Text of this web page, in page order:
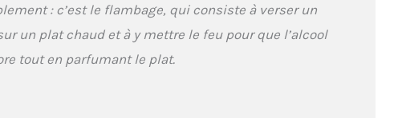
: c’est le flambage, qui consiste à verser un
un plat chaud et à y mettre le feu pour que l’alcool
tout en parfumant le plat.